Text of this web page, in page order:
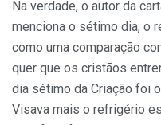
Na verdade, o autor da
menciona o sétimo dia, o
como uma comparação
quer que os cristãos
dia sétimo da Criação foi
Visava mais o refrigério